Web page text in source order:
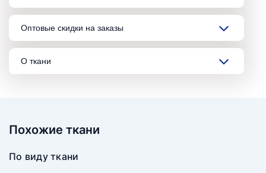
Оптовые скидки на заказы
О ткани
Похожие ткани
По виду ткани